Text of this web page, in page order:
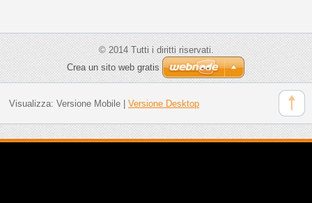
© 2014 Tutti i diritti riservati.
Crea un sito web gratis
Visualizza: Versione Mobile| Versione Desktop